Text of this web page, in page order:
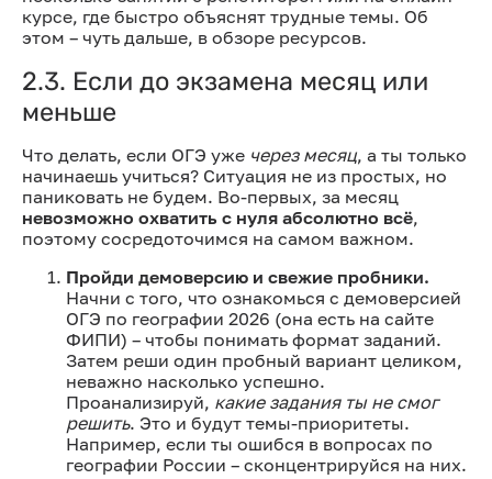
курсе, где быстро объяснят трудные темы. Об
этом – чуть дальше, в обзоре ресурсов.
2.3. Если до экзамена месяц или
меньше
Что делать, если ОГЭ уже через месяц, а ты только
начинаешь учиться? Ситуация не из простых, но
паниковать не будем. Во-первых, за месяц
невозможно охватить с нуля абсолютно всё,
поэтому сосредоточимся на самом важном.
Пройди демоверсию и свежие пробники.
Начни с того, что ознакомься с демоверсией
ОГЭ по географии 2026 (она есть на сайте
ФИПИ) – чтобы понимать формат заданий.
Затем реши один пробный вариант целиком,
неважно насколько успешно.
Проанализируй, какие задания ты не смог
решить. Это и будут темы-приоритеты.
Например, если ты ошибся в вопросах по
географии России – сконцентрируйся на них.